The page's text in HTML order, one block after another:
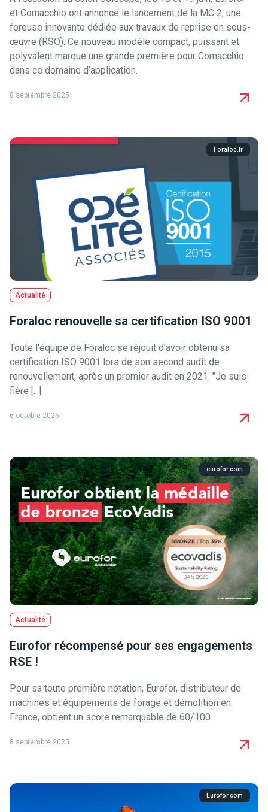
et Comacchio ont annoncé le lancement de la MC 2, une
foreuse innovante dédiée aux travaux de reprise en sous-
œuvre (RSO). Ce nouveau modèle compact, puissant et
polyvalent marque une grande première pour Comacchio
dans ce domaine d’application.
8 septembre 2025
Foraloc.fr
Actualité
Foraloc renouvelle sa certification ISO 9001
Toute l'équipe de Foraloc se réjouit d'avoir obtenu sa
certification ISO 9001 lors de son second audit de
renouvellement, après un premier audit en 2021. "Je suis
fière [...]
6 octobre 2025
eurofor.com
Actualité
Eurofor récompensé pour ses engagements
RSE !
Pour sa toute première notation, Eurofor, distributeur de
machines et équipements de forage et démolition en
France, obtient un score remarquable de 60/100
8 septembre 2025
Eurofor.com